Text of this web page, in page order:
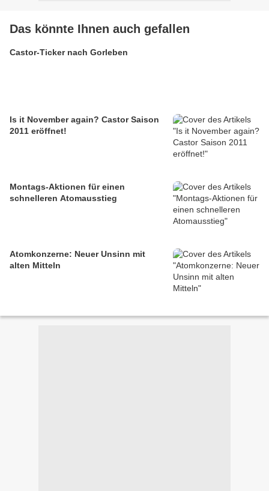
Das könnte Ihnen auch gefallen
Castor-Ticker nach Gorleben
Is it November again? Castor Saison
2011 eröffnet!
Montags-Aktionen für einen
schnelleren Atomausstieg
Atomkonzerne: Neuer Unsinn mit
alten Mitteln